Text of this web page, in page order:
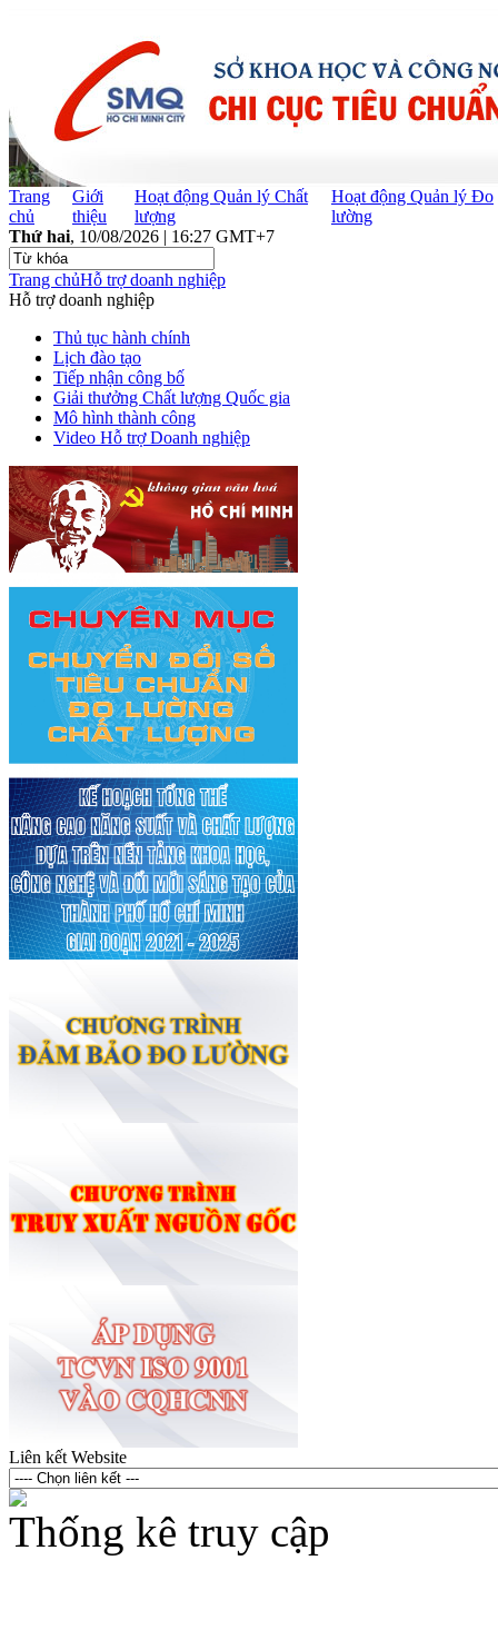
Trang
chủ
Giới
thiệu
Hoạt động Quản lý Chất
lượng
Hoạt động Quản lý Đo
lường
Thứ hai, 10/08/2026 | 16:27 GMT+7
Trang chủHỗ trợ doanh nghiệp
Hỗ trợ doanh nghiệp
Thủ tục hành chính
Lịch đào tạo
Tiếp nhận công bố
Giải thưởng Chất lượng Quốc gia
Mô hình thành công
Video Hỗ trợ Doanh nghiệp
Liên kết Website
Thống kê truy cập